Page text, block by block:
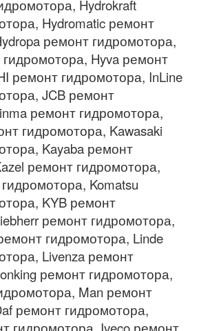
Hydrokraft
Hydromatic ремонт
ремонт гидромотора,
Hyva ремонт
ремонт гидромотора, InLine
JCB ремонт
ремонт гидромотора,
гидромотора, Kawasaki
Kayaba ремонт
ремонт гидромотора,
Komatsu
KYB ремонт
ремонт гидромотора,
гидромотора, Linde
Livenza ремонт
ремонт гидромотора,
Man ремонт
ремонт гидромотора,